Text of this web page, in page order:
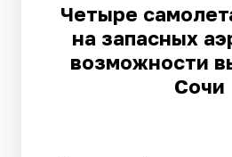
Четыре
на запасных
возможности
Сочи